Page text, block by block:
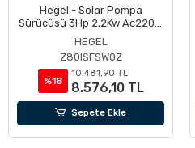
Hegel - Solar Pompa
Sürücüsü 3Hp 2,2Kw Ac220V,
Pv Giriş Max 450V, Çalışma
Dc 150-450V
HEGEL
Z80ISFSW0Z
%18
10.481,90 TL
8.576,10 TL
Sepete Ekle